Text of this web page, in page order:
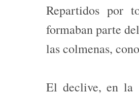
Repartidos por
formaban parte
las colmenas,
El declive, en la